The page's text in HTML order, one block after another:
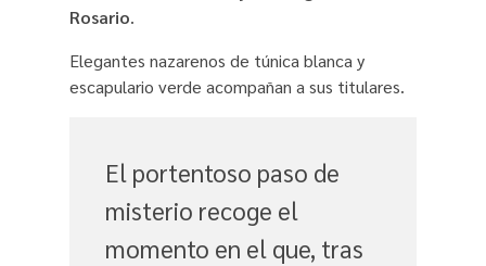
Rosario.
Elegantes nazarenos de túnica blanca y
escapulario verde acompañan a sus titulares.
El portentoso paso de
misterio recoge el
momento en el que, tras